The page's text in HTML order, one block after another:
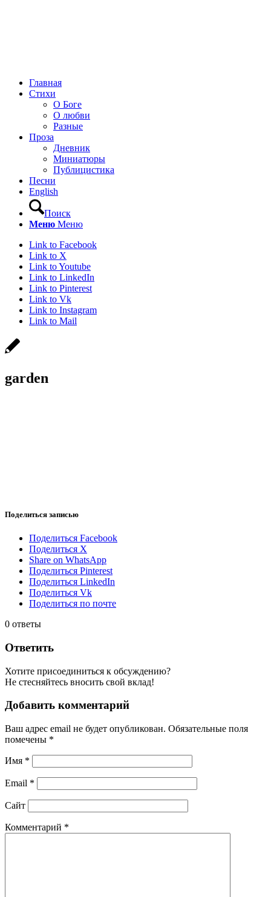
Главная
Стихи
О Боге
О любви
Разные
Проза
Дневник
Миниатюры
Публицистика
Песни
English
Поиск
Меню Меню
Link to Facebook
Link to X
Link to Youtube
Link to LinkedIn
Link to Pinterest
Link to Vk
Link to Instagram
Link to Mail
garden
Поделиться записью
Поделиться Facebook
Поделиться X
Share on WhatsApp
Поделиться Pinterest
Поделиться LinkedIn
Поделиться Vk
Поделиться по почте
0 ответы
Ответить
Хотите присоединиться к обсуждению?
Не стесняйтесь вносить свой вклад!
Добавить комментарий
Ваш адрес email не будет опубликован. Обязательные поля
помечены *
Имя *
Email *
Сайт
Комментарий *